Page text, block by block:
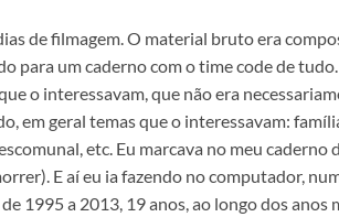
de filmagem. O material bruto era
um caderno com o time code de
o interessavam, que não era
em geral temas que o interessavam:
etc. Eu marcava no meu
E aí eu ia fazendo no computador,
1995 a 2013, 19 anos, ao longo dos